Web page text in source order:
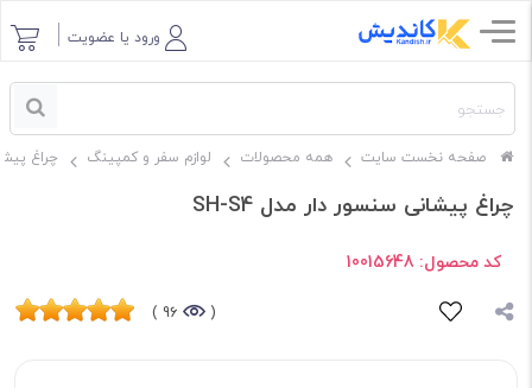
ورود یا عضویت
صفحه نخست سایت همه محصولات لوازم سفر و کمپینگ چراغ
چراغ پیشانی سنسور دار مدل SH-S4
کد محصول: 10015648
(
96 )